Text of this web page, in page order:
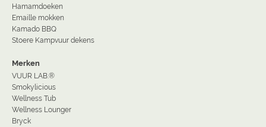
Hamamdoeken
Emaille mokken
Kamado BBQ
Stoere Kampvuur dekens
Merken
VUUR LAB.®
Smokylicious
Wellness Tub
Wellness Lounger
Bryck